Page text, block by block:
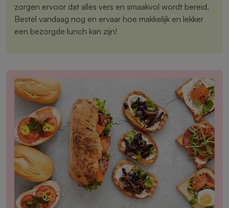
zorgen ervoor dat alles vers en smaakvol wordt bereid.
Bestel vandaag nog en ervaar hoe makkelijk en lekker
een bezorgde lunch kan zijn!